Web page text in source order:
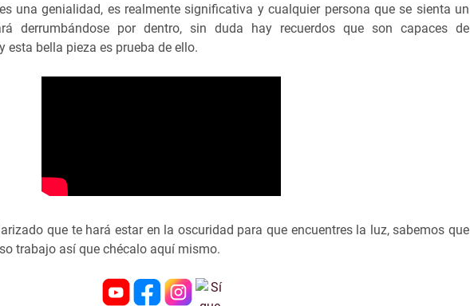
una genialidad, es realmente significativa y cualquier persona que se sienta un
derrumbándose por dentro, sin duda hay recuerdos que son capaces de
esta bella pieza es prueba de ello.
que te hará estar en la oscuridad para que encuentres la luz, sabemos que
trabajo así que chécalo aquí mismo.